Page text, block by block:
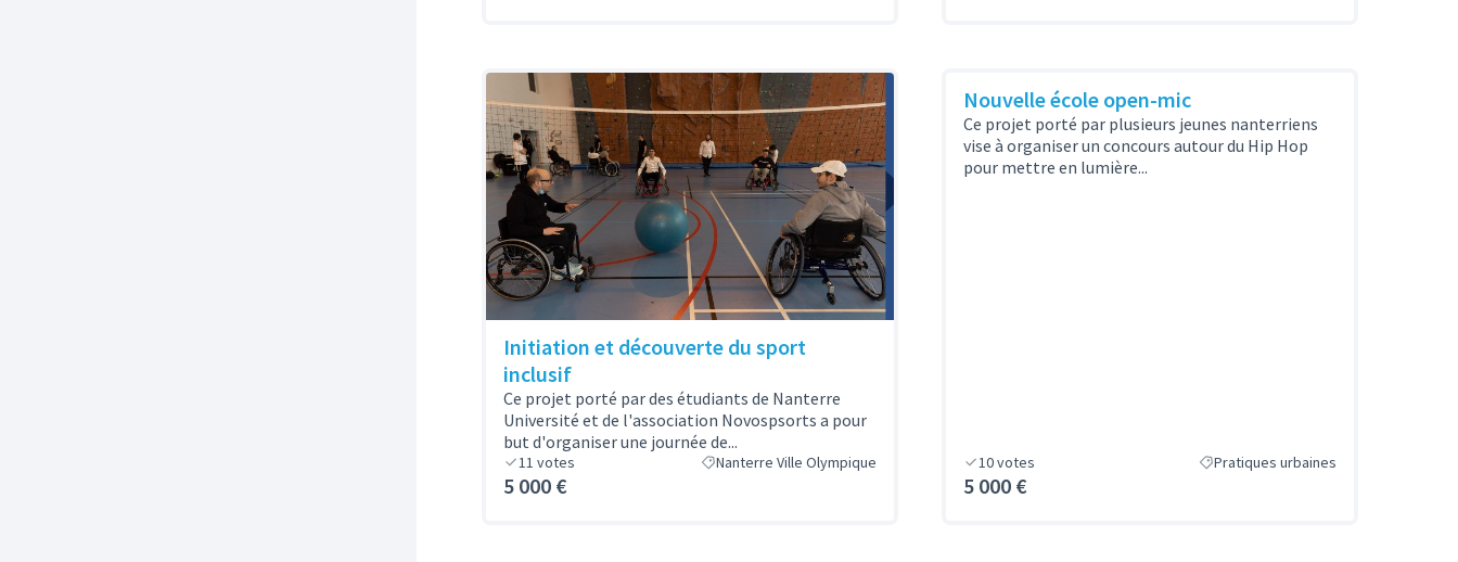
Initiation et découverte du sport
inclusif
Ce projet porté par des étudiants de Nanterre
Université et de l'association Novospsorts a pour
but d'organiser une journée de...
11 votes Nanterre Ville Olympique
5 000 €
Nouvelle école open-mic
Ce projet porté par plusieurs jeunes nanterriens
vise à organiser un concours autour du Hip Hop
pour mettre en lumière...
10votes Pratiques urbaines
5 000 €